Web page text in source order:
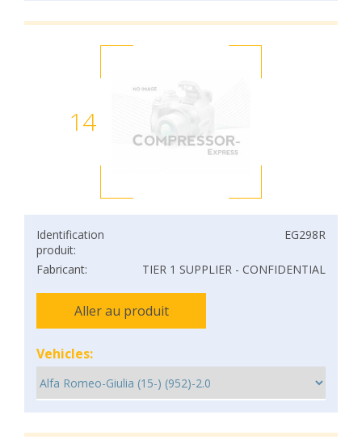
14
Identification
produit:
EG298R
Fabricant: TIER 1 SUPPLIER - CONFIDENTIAL
Aller au produit
Vehicles: